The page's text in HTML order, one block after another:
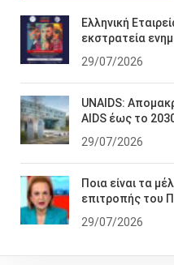
Ελληνική
εκστρατεία
29/07/2026
UNAIDS:
AIDS έως το
29/07/2026
Ποια είναι τα
επιτροπής του
29/07/2026